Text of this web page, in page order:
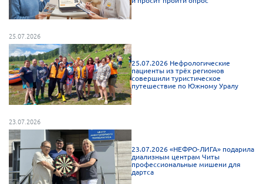
Республика Башкортостан
Республика Карелия
Республика Калмыкия
Республика Хакасия
Ростовская область
г. Санкт-Петербург
г. Севастополь
Самарская область СОРС
Самарская область ПРИЗМА
25.07.2026
25.07.2026 Нефрологические
пациенты из трёх регионов
совершили туристическое
путешествие по Южному Уралу
23.07.2026
23.07.2026 «НЕФРО-ЛИГА» подарила
диализным центрам Читы
профессиональные мишени для
дартса